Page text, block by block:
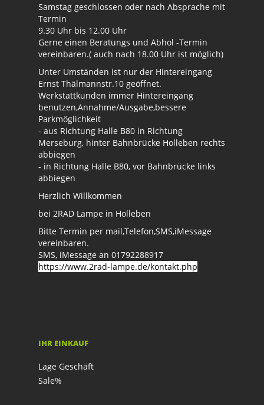
Samstag geschlossen oder nach Absprache mit
Termin
9.30 Uhr bis 12.00 Uhr
Gerne einen Beratungs und Abhol -Termin
vereinbaren.( auch nach 18.00 Uhr ist möglich)
Unter Umständen ist nur der Hintereingang
Ernst Thälmannstr.10 geöffnet.
Werkstattkunden immer Hintereingang
benutzen,Annahme/Ausgabe,bessere
Parkmöglichkeit
- aus Richtung Halle B80 in Richtung
Merseburg, hinter Bahnbrücke Holleben rechts
abbiegen
- in Richtung Halle B80, vor Bahnbrücke links
abbiegen
Herzlich Willkommen
bei 2RAD Lampe in Holleben
Bitte Termin per mail,Telefon,SMS,iMessage
vereinbaren.
SMS, iMessage an 01792288917
https://www.2rad-lampe.de/kontakt.php
IHR EINKAUF
Lage Geschäft
Sale%